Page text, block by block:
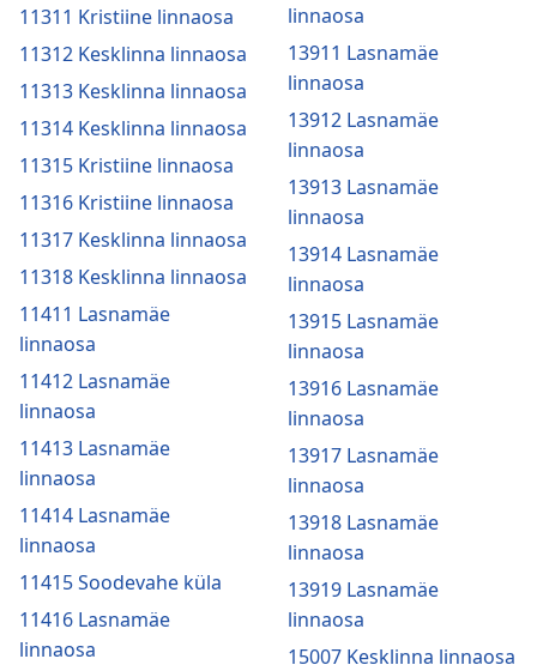
11311 Kristiine linnaosa
11312 Kesklinna linnaosa
11313 Kesklinna linnaosa
11314 Kesklinna linnaosa
11315 Kristiine linnaosa
11316 Kristiine linnaosa
11317 Kesklinna linnaosa
11318 Kesklinna linnaosa
11411 Lasnamäe
linnaosa
11412 Lasnamäe
linnaosa
11413 Lasnamäe
linnaosa
11414 Lasnamäe
linnaosa
11415 Soodevahe küla
11416 Lasnamäe
linnaosa
linnaosa
13911 Lasnamäe
linnaosa
13912 Lasnamäe
linnaosa
13913 Lasnamäe
linnaosa
13914 Lasnamäe
linnaosa
13915 Lasnamäe
linnaosa
13916 Lasnamäe
linnaosa
13917 Lasnamäe
linnaosa
13918 Lasnamäe
linnaosa
13919 Lasnamäe
linnaosa
15007 Kesklinna linnaosa